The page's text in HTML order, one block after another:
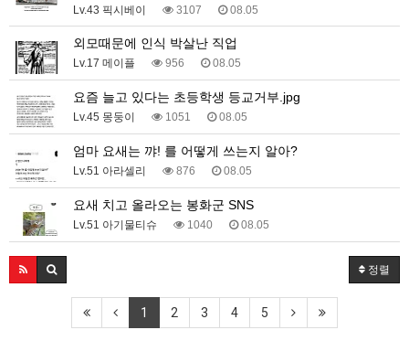
Lv.43 픽시베이 3107 08.05
외모때문에 인식 박살난 직업
Lv.17 메이플 956 08.05
요즘 늘고 있다는 초등학생 등교거부.jpg
Lv.45 몽둥이 1051 08.05
엄마 요새는 꺄! 를 어떻게 쓰는지 알아?
Lv.51 아라셀리 876 08.05
요새 치고 올라오는 봉화군 SNS
Lv.51 아기물티슈 1040 08.05
정렬
1 2 3 4 5